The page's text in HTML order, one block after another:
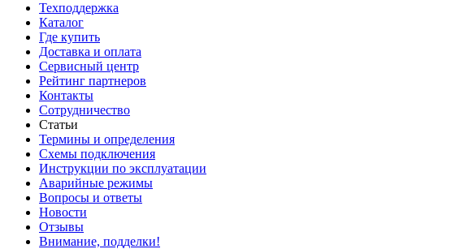
Техподдержка
Каталог
Где купить
Доставка и оплата
Сервисный центр
Рейтинг партнеров
Контакты
Сотрудничество
Статьи
Термины и определения
Схемы подключения
Инструкции по эксплуатации
Аварийные режимы
Вопросы и ответы
Новости
Отзывы
Внимание, подделки!